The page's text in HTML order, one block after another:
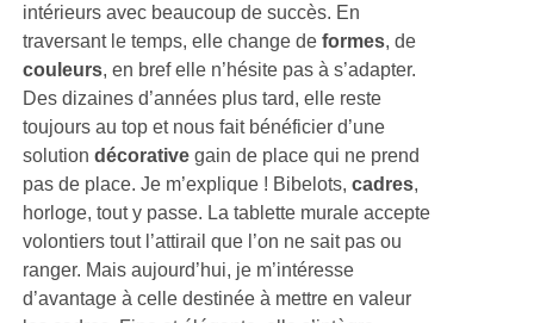
intérieurs avec beaucoup de succès. En
traversant le temps, elle change deformes, de
couleurs, en bref elle n’hésite pas à s’adapter.
Des dizaines d’années plus tard, elle reste
toujours au top et nous fait bénéficier d’une
solutiondécorative gain de place qui ne prend
pas de place. Je m’explique ! Bibelots,cadres,
horloge, tout y passe. La tablette murale accepte
volontiers tout l’attirail que l’on ne sait pas ou
ranger. Mais aujourd’hui, je m’intéresse
d’avantage à celle destinée à mettre en valeur